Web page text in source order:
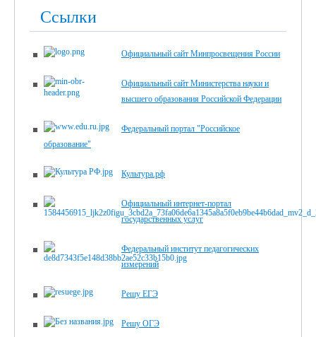
Ссылки
Официальный сайт Минпросвещения России
Официальный сайт Министерства науки и
высшего образования Российской Федерации
Федеральный портал "Российское
образование"
Культура.рф
Официальный интернет-портал
государственных услуг
Федеральный институт педагогических
измерений
Решу ЕГЭ
Решу ОГЭ